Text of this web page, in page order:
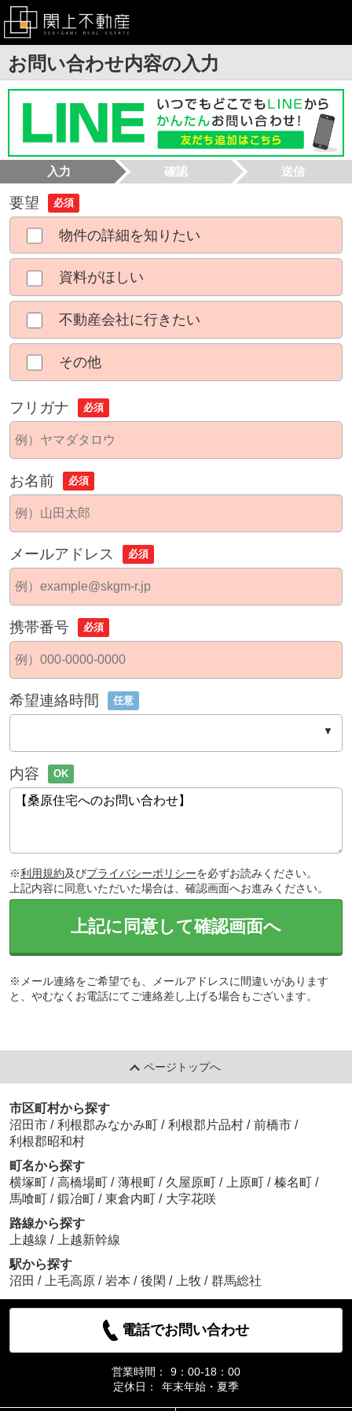
お問い合わせ内容の入力
入力 確認 送信
要望 必須
物件の詳細を知りたい
資料がほしい
不動産会社に行きたい
その他
フリガナ 必須
お名前 必須
メールアドレス 必須
携帯番号 必須
希望連絡時間 任意
内容 OK
※利用規約及びプライバシーポリシーを必ずお読みください。
上記内容に同意いただいた場合は、確認画面へお進みください。
上記に同意して確認画面へ
※メール連絡をご希望でも、メールアドレスに間違いがあります
と、やむなくお電話にてご連絡差し上げる場合もございます。
ページトップへ
市区町村から探す
沼田市 / 利根郡みなかみ町 / 利根郡片品村 / 前橋市 /
利根郡昭和村
町名から探す
横塚町 / 高橋場町 / 薄根町 / 久屋原町 / 上原町 / 榛名町 /
馬喰町 / 鍛冶町 / 東倉内町 / 大字花咲
路線から探す
上越線 /
上越新幹線
駅から探す
沼田 / 上毛高原 / 岩本 / 後閑 / 上牧 / 群馬総社
電話でお問い合わせ
営業時間：
9：00-18：00
定休日：
年末年始・夏季